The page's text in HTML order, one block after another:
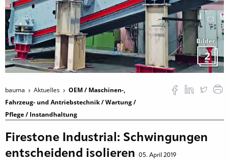
Bilder
2
bauma Aktuelles
OEM / Maschinen-,
Fahrzeug- und Antriebstechnik / Wartung /
Pflege / Instandhaltung
Firestone Industrial: Schwingungen
entscheidend isolieren
05. April 2019